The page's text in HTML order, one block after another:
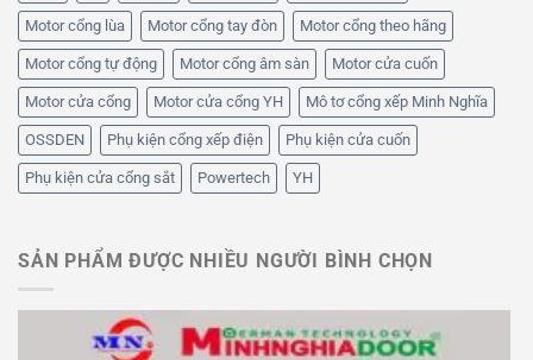
Motor cổng lùa Motor cổng tay đòn Motor cổng theo hãng
Motor cổng tự động Motor cổng âm sàn Motor cửa cuốn
Motor cửa cổng Motor cửa cổng YH Mô tơ cổng xếp Minh Nghĩa
OSSDEN Phụ kiện cổng xếp điện Phụ kiện cửa cuốn
Phụ kiện cửa cổng sắt Powertech YH
SẢN PHẨM ĐƯỢC NHIỀU NGƯỜI BÌNH CHỌN